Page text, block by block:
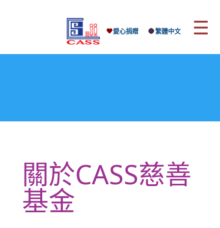
愛心捐贈 繁體中文 ☰
關於CASS慈善
基金